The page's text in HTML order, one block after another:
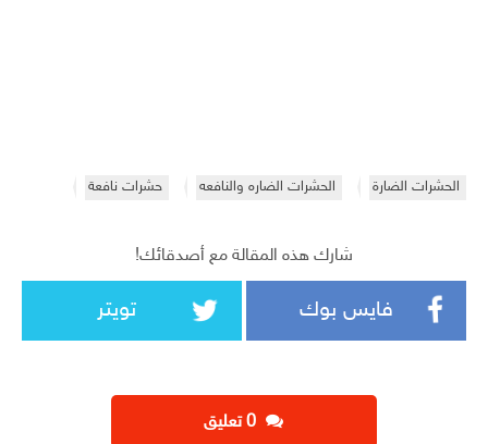
الحشرات الضارة الحشرات الضاره والنافعه حشرات نافعة
شارك هذه المقالة مع أصدقائك!
فايس بوك تويتر